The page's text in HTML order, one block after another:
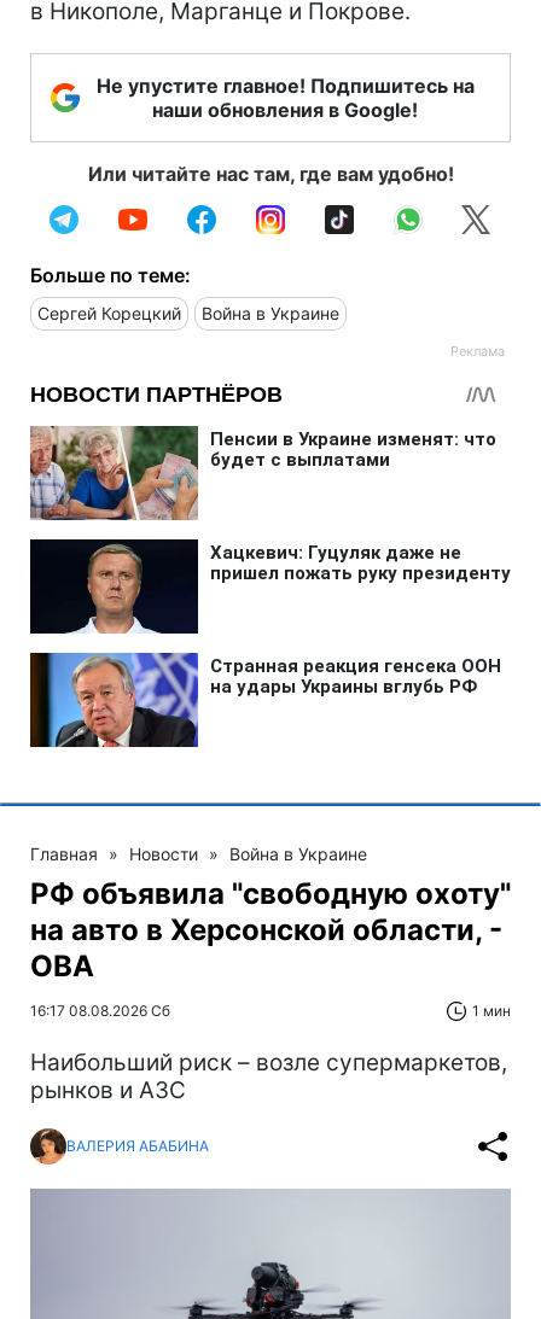
в Никополе, Марганце и Покрове.
Не упустите главное! Подпишитесь на
наши обновления в Google!
Или читайте нас там, где вам удобно!
Больше по теме:
Сергей Корецкий Война в Украине
Главная » Новости » Война в Украине
РФ объявила "свободную охоту"
на авто в Херсонской области, -
ОВА
16:17 08.08.2026 Сб 1 мин
Наибольший риск – возле супермаркетов,
рынков и АЗС
ВАЛЕРИЯ АБАБИНА